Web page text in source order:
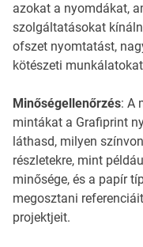
azokat a nyomdákat,
szolgáltatásokat
ofszet nyomtatást,
kötészeti
Minőségellenőrzés: A
mintákat a Grafiprint
láthasd, milyen
részletekre, mint
minősége, és a papír
megosztani
projektjeit.